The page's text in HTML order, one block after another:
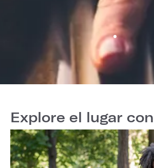
Explore el lugar